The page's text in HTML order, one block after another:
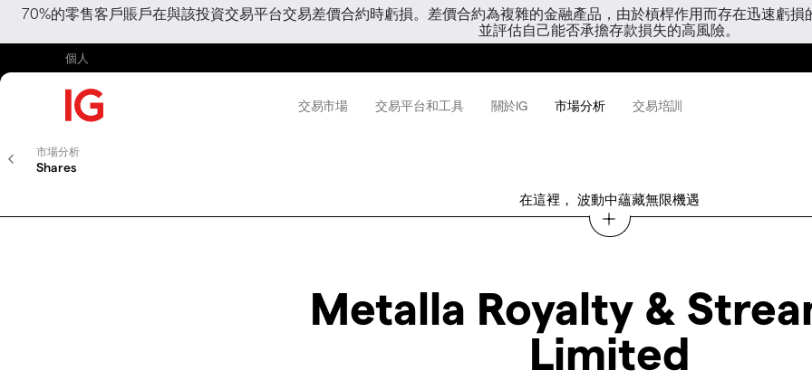
70%的零售客戶賬戶在與該投資交易平台交易差價合約時虧損。差價合約為複雜的金融產品，由於槓桿作用而存在迅速虧
並評估自己能否承擔存款損失的高風險。
個人
交易市場 交易平台和工具 關於IG 市場分析 交易培訓
市場分析
Shares
在這裡， 波動中蘊藏無限機遇
Metalla Royalty &
Limited